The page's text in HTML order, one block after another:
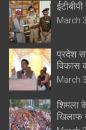
March
प्रदेश
विकास
March
शिमला
खिलाफ